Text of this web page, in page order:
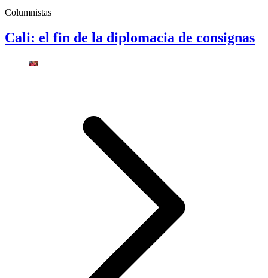
Columnistas
Cali: el fin de la diplomacia de consignas